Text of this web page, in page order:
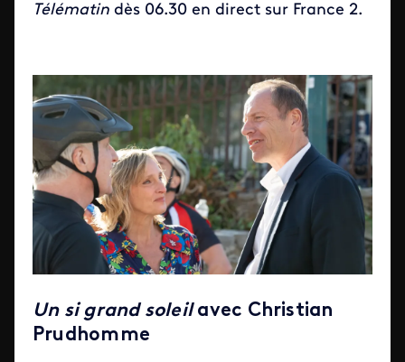
Télématin dès 06.30 en direct sur France 2.
Un si grand soleilavec Christian
Prudhomme